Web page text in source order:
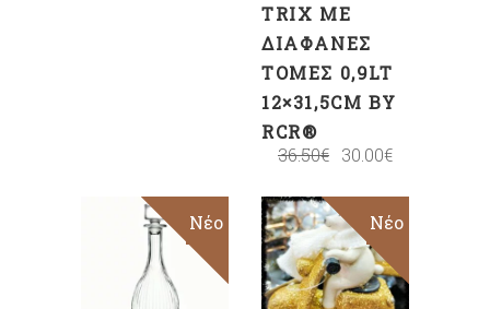
TRIX ΜΕ
ΔΙΆΦΑΝΕΣ
ΤΟΜΈΣ 0,9LT
12×31,5CM BY
RCR®
36.50€ 30.00€
Sale
Νέο
ΠΡΟΣΘΉΚΗ
ΣΤΟ
ΚΑΛΆΘΙ
Sale
Νέο
ΠΡΟΣΘΉΚΗ
ΣΤΟ
ΚΑΛΆΘΙ